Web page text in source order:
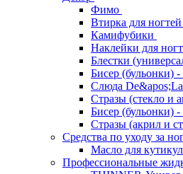
Фимо
Втирка для ногтей
Камифубики
Наклейки для
Блестки
Бисер (бульонки)
Слюда
Стразы (стекло и
Бисер (бульонки)
Стразы (акрил и
Средства по уходу за
Масло для
Профессиональные